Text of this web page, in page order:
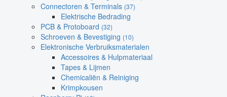
Connectoren & Terminals (37)
Elektrische Bedrading
PCB & Protoboard (32)
Schroeven & Bevestiging (10)
Elektronische Verbruiksmaterialen
Accessoires & Hulpmateriaal
Tapes & Lijmen
Chemicaliën & Reiniging
Krimpkousen